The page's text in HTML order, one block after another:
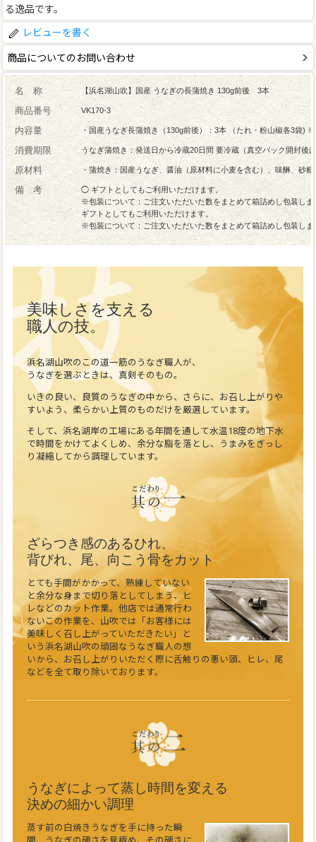
る逸品です。
レビューを書く
商品についてのお問い合わせ
名 称 【浜名湖山吹】国産 うなぎの長蒲焼き 130g前後 3本
商品番号 VK170-3
内容量 ・国産うなぎ長蒲焼き（130g前後）：3本 （たれ・粉山椒各3袋)
消費期限 うなぎ蒲焼き：発送日から冷蔵20日間 要冷蔵（真空パック開封後
原材料 ・蒲焼き：国産うなぎ、醤油（原材料に小麦を含む）、味醂、砂
備 考
◯ ギフトとしてもご利用いただけます。
※包装について：ご注文いただいた数をまとめて箱詰めし包装し
ギフトとしてもご利用いただけます。
※包装について：ご注文いただいた数をまとめて箱詰めし包装し
美味しさを支える
職人の技。
浜名湖山吹のこの道一筋のうなぎ職人が、
うなぎを選ぶときは、真剣そのもの。
いきの良い、良質のうなぎの中から、さらに、お召し上がりや
すいよう、柔らかい上質のものだけを厳選しています。
そして、浜名湖岸の工場にある年間を通して水温18度の地下水
で時間をかけてよくしめ、余分な脂を落とし、うまみをぎっし
り凝縮してから調理しています。
ざらつき感のあるひれ、
背びれ、尾、向こう骨をカット
とても手間がかかって、熟練していない
と余分な身まで切り落としてしまう、ヒ
レなどのカット作業。他店では通常行わ
ないこの作業を、山吹では「お客様には
美味しく召し上がっていただきたい」と
いう浜名湖山吹の頑固なうなぎ職人の想
いから、お召し上がりいただく際に舌触りの悪い頭、ヒレ、尾
などを全て取り除いております。
うなぎによって蒸し時間を変える
決めの細かい調理
蒸す前の白焼きうなぎを手に持った瞬